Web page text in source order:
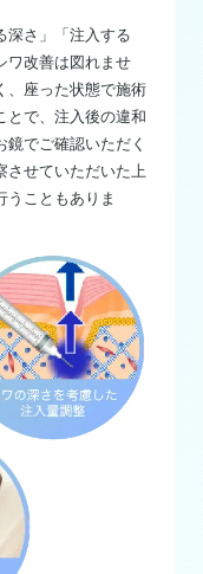
深さ」「注入する
ワ改善は図れませ
、座った状態で施術
とで、注入後の違和
でご確認いただく
させていただいた上
うこともありま